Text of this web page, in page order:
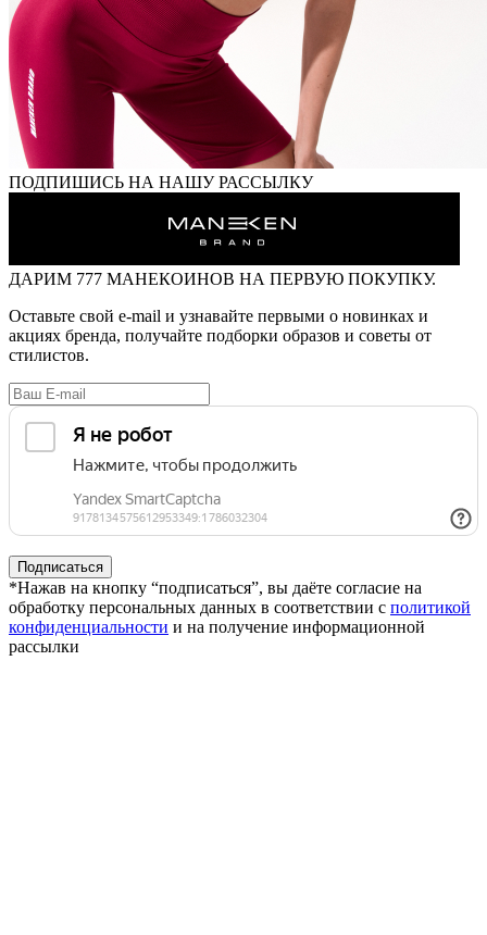
ПОДПИШИСЬ НА НАШУ РАССЫЛКУ
ДАРИМ 777 МАНЕКОИНОВ НА ПЕРВУЮ ПОКУПКУ.
Оставьте свой e-mail и узнавайте первыми о новинках и
акциях бренда, получайте подборки образов и советы от
стилистов.
*Нажав на кнопку “подписаться”, вы даёте согласие на
обработку персональных данных в соответствии с политикой
конфиденциальности и на получение информационной
рассылки